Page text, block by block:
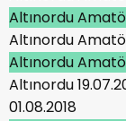
Altınordu
Altınordu
Altınordu
Altınordu
01.08.2018